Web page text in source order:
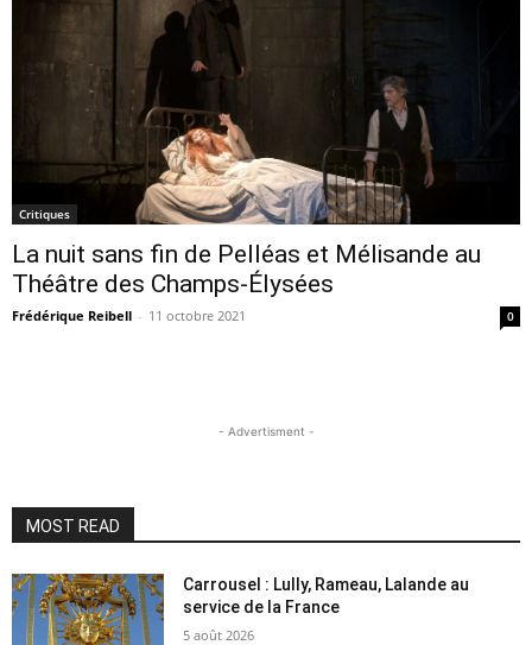
Critiques
La nuit sans fin de Pelléas et Mélisande au
Théâtre des Champs-Élysées
Frédérique Reibell - 11 octobre 2021 0
- Advertisment -
MOST READ
Carrousel : Lully, Rameau, Lalande au
service de la France
5 août 2026